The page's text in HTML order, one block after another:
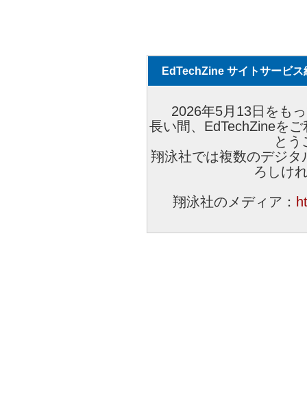
EdTechZine サイトサービス
2026年5月13日をも
長い間、EdTechZineを
とう
翔泳社では複数のデジ
ろしけ
翔泳社のメディア：